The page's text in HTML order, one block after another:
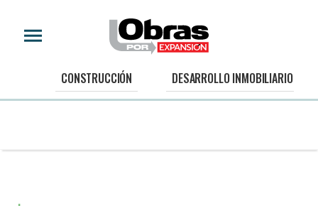
CONSTRUCCIÓN DESARROLLO INMOBILIARIO